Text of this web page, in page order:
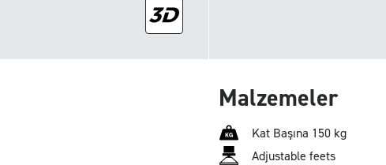
Malzemeler
Kat Başına 150 kg
Adjustable feets